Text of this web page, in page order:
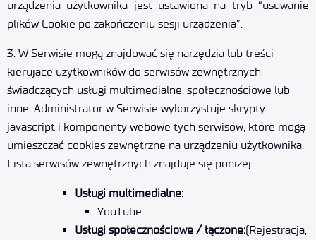
urządzenia użytkownika jest ustawiona na tryb “usuwanie
plików Cookie po zakończeniu sesji urządzenia”.
3. W Serwisie mogą znajdować się narzędzia lub treści
kierujące użytkowników do serwisów zewnętrznych
świadczących usługi multimedialne, społecznościowe lub
inne. Administrator w Serwisie wykorzystuje skrypty
javascript i komponenty webowe tych serwisów, które mogą
umieszczać cookies zewnętrzne na urządzeniu użytkownika.
Lista serwisów zewnętrznych znajduje się poniżej:
Usługi multimedialne:
YouTube
Usługi społecznościowe / łączone:(Rejestracja,